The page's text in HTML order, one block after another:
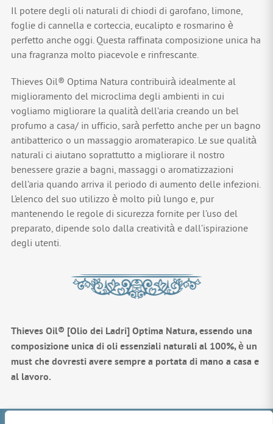
Il potere degli oli naturali di chiodi di garofano, limone,
foglie di cannella e corteccia, eucalipto e rosmarino è
perfetto anche oggi. Questa raffinata composizione unica ha
una fragranza molto piacevole e rinfrescante.
Thieves Oil® Optima Natura contribuirà idealmente al
miglioramento del microclima degli ambienti in cui
vogliamo migliorare la qualità dell’aria creando un bel
profumo a casa/ in ufficio, sarà perfetto anche per un bagno
antibatterico o un massaggio aromaterapico. Le sue qualità
naturali ci aiutano soprattutto a migliorare il nostro
benessere grazie a bagni, massaggi o aromatizzazioni
dell’aria quando arriva il periodo di aumento delle infezioni.
L’elenco del suo utilizzo è molto più lungo e, pur
mantenendo le regole di sicurezza fornite per l’uso del
preparato, dipende solo dalla creatività e dall’ispirazione
degli utenti.
Thieves Oil® [Olio dei Ladri] Optima Natura, essendo una
composizione unica di oli essenziali naturali al 100%, è un
must che dovresti avere sempre a portata di mano a casa e
al lavoro.